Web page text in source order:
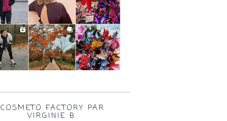
COSMETO FACTORY PAR
VIRGINIE B.